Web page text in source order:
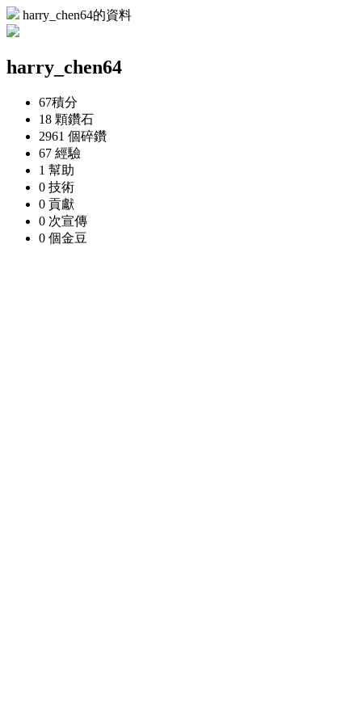
harry_chen64的資料
harry_chen64
67積分
18 顆鑽石
2961 個碎鑽
67 經驗
1 幫助
0 技術
0 貢獻
0 次宣傳
0 個金豆